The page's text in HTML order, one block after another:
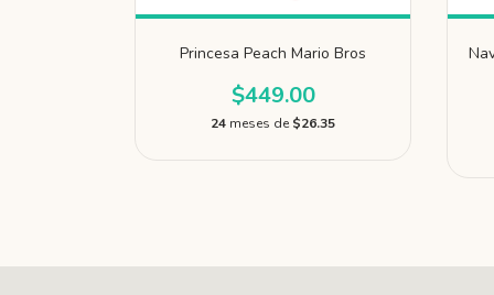
Princesa Peach Mario Bros
$449.00
24 meses de $26.35